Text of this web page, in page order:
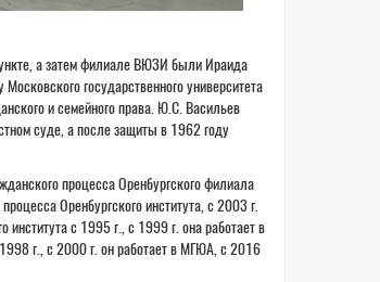
а затем филиале ВЮЗИ были Ираида
государственного университета
и семейного права. Ю.С. Васильев
суде, а после защиты в 1962 году
процесса Оренбургского филиала
Оренбургского института, с 2003 г.
с 1995 г., с 1999 г. она работает в
г., с 2000 г. он работает в МГЮА, с 2016